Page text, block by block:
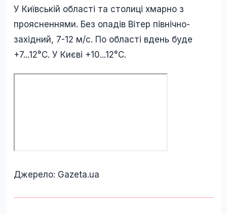
У Київській області та столиці хмарно з
проясненнями. Без опадів Вітер північно-
західний, 7-12 м/с. По області вдень буде
+7...12°С. У Києві +10...12°С.
Джерело: Gazeta.ua